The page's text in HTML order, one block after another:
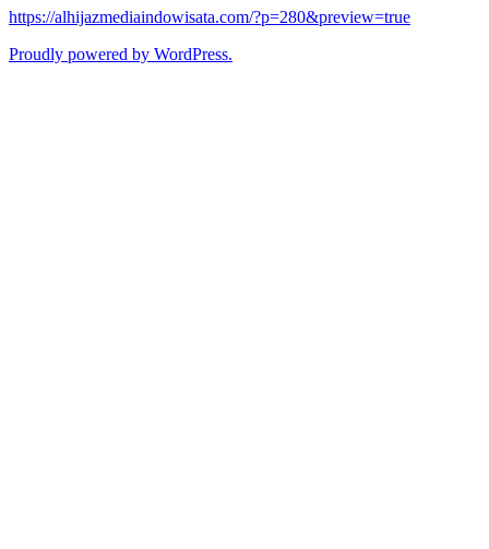
https://alhijazmediaindowisata.com/?p=280&preview=true
Proudly powered by WordPress.